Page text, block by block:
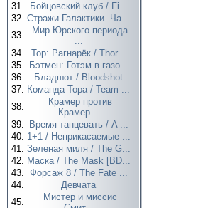
31.
Бойцовский клуб / Fi...
32. Стражи Галактики. Ча...
33.
Мир Юрского периода
...
34.
Тор: Рагнарёк / Thor...
35.
Бэтмен: Готэм в газо...
36.
Бладшот / Bloodshot
37. Команда Тора / Team ...
38.
Крамер против
Крамер...
39.
Время танцевать / A ...
40. 1+1 / Неприкасаемые ...
41. Зеленая миля / The G...
42. Маска / The Mask [BD...
43. Форсаж 8 / The Fate ...
44.
Девчата
45.
Мистер и миссис